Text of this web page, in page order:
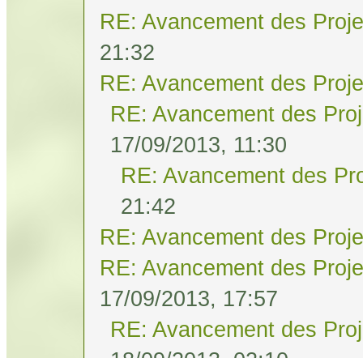
RE: Avancement des
21:32
RE: Avancement des
RE: Avancement des
17/09/2013, 11:30
RE: Avancement des
21:42
RE: Avancement des
RE: Avancement des
17/09/2013, 17:57
RE: Avancement des